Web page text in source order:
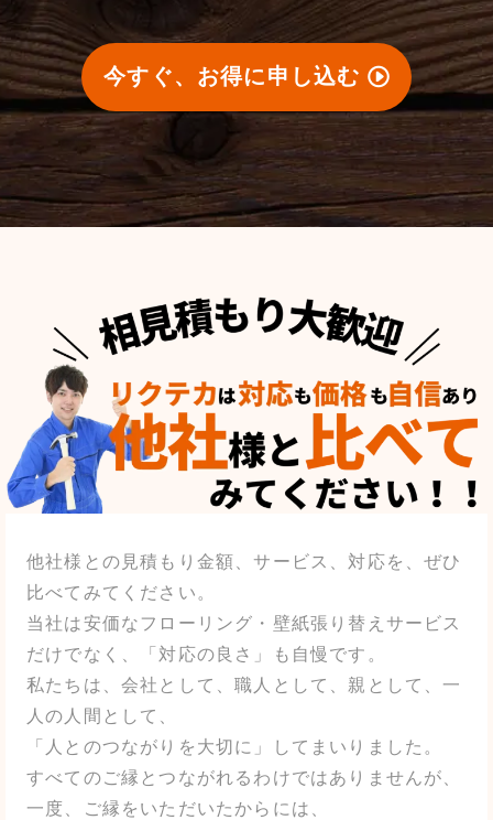
今すぐ、お得に申し込む
他社様との見積もり金額、サービス、対応を、ぜひ
比べてみてください。
当社は安価なフローリング・壁紙張り替えサービス
だけでなく、「対応の良さ」も自慢です。
私たちは、会社として、職人として、親として、一
人の人間として、
「人とのつながりを大切に」してまいりました。
すべてのご縁とつながれるわけではありませんが、
一度、ご縁をいただいたからには、